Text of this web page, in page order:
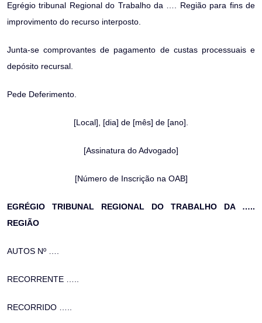
Egrégio tribunal Regional do Trabalho da …. Região para fins de
improvimento do recurso interposto.
Junta-se comprovantes de pagamento de custas processuais e
depósito recursal.
Pede Deferimento.
[Local], [dia] de [mês] de [ano].
[Assinatura do Advogado]
[Número de Inscrição na OAB]
EGRÉGIO TRIBUNAL REGIONAL DO TRABALHO DA …..
REGIÃO
AUTOS Nº ….
RECORRENTE …..
RECORRIDO …..